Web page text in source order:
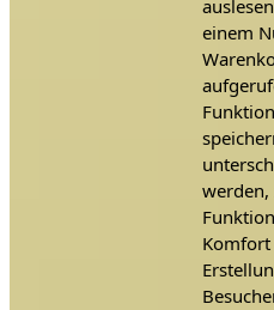
einem
werden,